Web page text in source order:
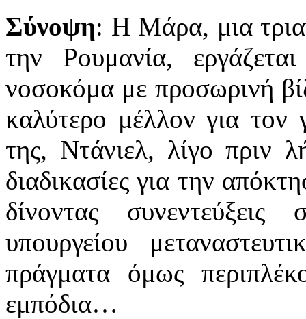
Σύνοψη: Η Μάρα, μια
την Ρουμανία,
νοσοκόμα με προσωρινή
καλύτερο μέλλον για τον
της, Ντάνιελ, λίγο πριν
διαδικασίες για την
δίνοντας
υπουργείου
πράγματα όμως
εμπόδια…